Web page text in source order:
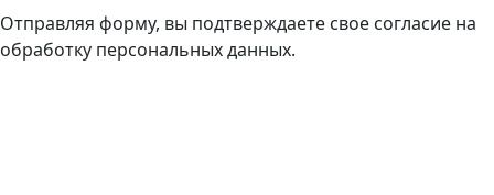
Отправляя форму, вы подтверждаете свое согласие на
обработку персональных данных.